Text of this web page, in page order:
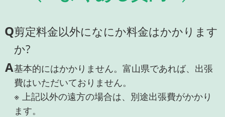
Q剪定料金以外になにか料金はかかります
か?
A基本的にはかかりません。富山県であれば、出張
費はいただいておりません。
※ 上記以外の遠方の場合は、別途出張費がかかり
ます。